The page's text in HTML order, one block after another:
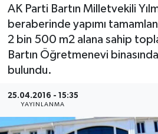
AK Parti Bartın Milletvekili
beraberinde yapımı
2 bin 500 m2 alana sahip
Bartın Öğretmenevi
bulundu.
25.04.2016 - 15:35
YAYINLANMA
Medya
Sağlık